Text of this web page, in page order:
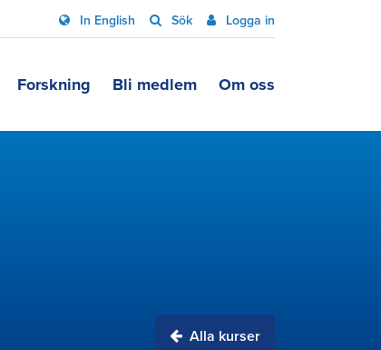
In English Sök Logga in
Forskning Bli medlem Om oss
Alla kurser